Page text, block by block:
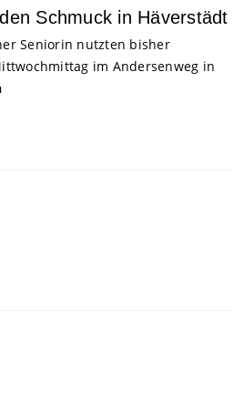
Schmuck in Häverstädt
Seniorin nutzten bisher
im Andersenweg in